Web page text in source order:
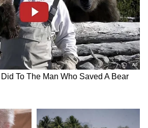
ಬುದ್ಧಿವಂತಿಕೆ ಹಾಗೂ
ಸರಿಯೇನೋ! ನೀವೇನಂತೀರಾ..?